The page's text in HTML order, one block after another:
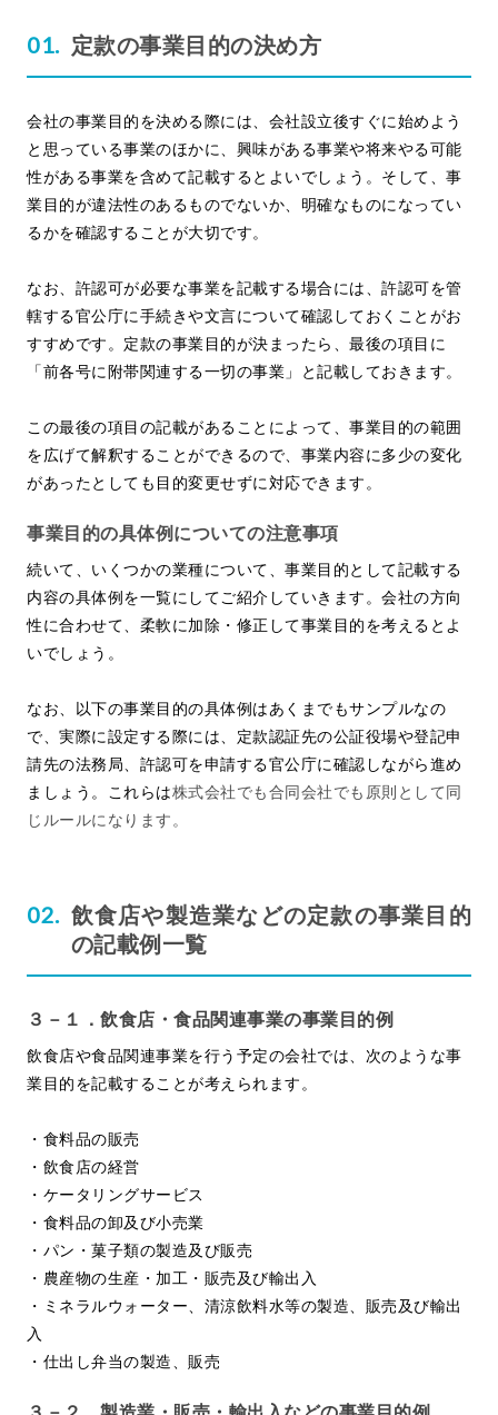
定款の事業目的の決め方
会社の事業目的を決める際には、会社設立後すぐに始めよう
と思っている事業のほかに、興味がある事業や将来やる可能
性がある事業を含めて記載するとよいでしょう。そして、事
業目的が違法性のあるものでないか、明確なものになってい
るかを確認することが大切です。
なお、許認可が必要な事業を記載する場合には、許認可を管
轄する官公庁に手続きや文言について確認しておくことがお
すすめです。定款の事業目的が決まったら、最後の項目に
「前各号に附帯関連する一切の事業」と記載しておきます。
この最後の項目の記載があることによって、事業目的の範囲
を広げて解釈することができるので、事業内容に多少の変化
があったとしても目的変更せずに対応できます。
事業目的の具体例についての注意事項
続いて、いくつかの業種について、事業目的として記載する
内容の具体例を一覧にしてご紹介していきます。会社の方向
性に合わせて、柔軟に加除・修正して事業目的を考えるとよ
いでしょう。
なお、以下の事業目的の具体例はあくまでもサンプルなの
で、実際に設定する際には、定款認証先の公証役場や登記申
請先の法務局、許認可を申請する官公庁に確認しながら進め
ましょう。これらは株式会社でも合同会社でも原則として同
じルールになります。
飲食店や製造業などの定款の事業目的
の記載例一覧
３－１．飲食店・食品関連事業の事業目的例
飲食店や食品関連事業を行う予定の会社では、次のような事
業目的を記載することが考えられます。
・食料品の販売
・飲食店の経営
・ケータリングサービス
・食料品の卸及び小売業
・パン・菓子類の製造及び販売
・農産物の生産・加工・販売及び輸出入
・ミネラルウォーター、清涼飲料水等の製造、販売及び輸出
入
・仕出し弁当の製造、販売